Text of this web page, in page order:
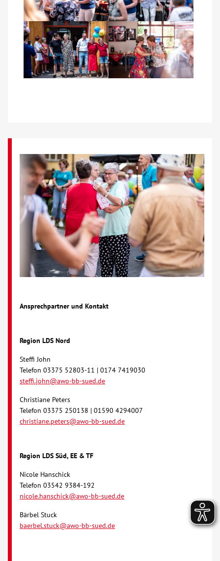
Ansprechpartner und Kontakt
Region LDS Nord
Steffi John
Telefon 03375 52803-11 | 0174 7419030
steffi.john@awo-bb-sued.de
Christiane Peters
Telefon 03375 250138 | 01590 4294007
christiane.peters@awo-bb-sued.de
Region LDS Süd, EE & TF
Nicole Hanschick
Telefon 03542 9384-192
nicole.hanschick@awo-bb-sued.de
Bärbel Stuck
baerbel.stuck@awo-bb-sued.de